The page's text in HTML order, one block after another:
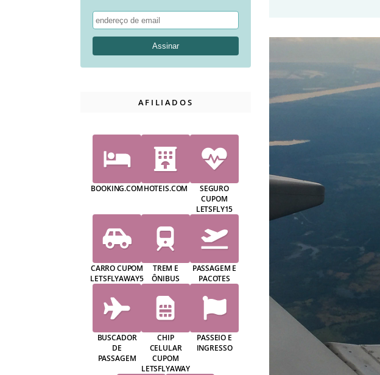
AFILIADOS
BOOKING.COMHOTEIS.COM
SEGURO
CUPOM
LETSFLY15
CARRO CUPOM
LETSFLYAWAY5
TREM E
ÔNIBUS
PASSAGEM E
PACOTES
BUSCADOR
DE
PASSAGEM
CHIP
CELULAR
CUPOM
LETSFLYAWAY
PASSEIO E
INGRESSO